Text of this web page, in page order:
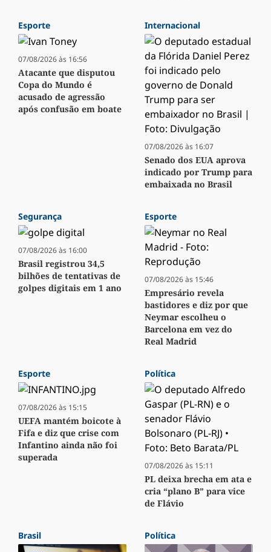
Esporte
07/08/2026 às 16:56
Atacante que disputou
Copa do Mundo é
acusado de agressão
após confusão em boate
Internacional
07/08/2026 às 16:07
Senado dos EUA aprova
indicado por Trump para
embaixada no Brasil
Segurança
07/08/2026 às 16:00
Brasil registrou 34,5
bilhões de tentativas de
golpes digitais em 1 ano
Esporte
07/08/2026 às 15:46
Empresário revela
bastidores e diz por que
Neymar escolheu o
Barcelona em vez do
Real Madrid
Esporte
07/08/2026 às 15:15
UEFA mantém boicote à
Fifa e diz que crise com
Infantino ainda não foi
superada
Política
07/08/2026 às 15:11
PL deixa brecha em ata e
cria “plano B” para vice
de Flávio
Brasil Política